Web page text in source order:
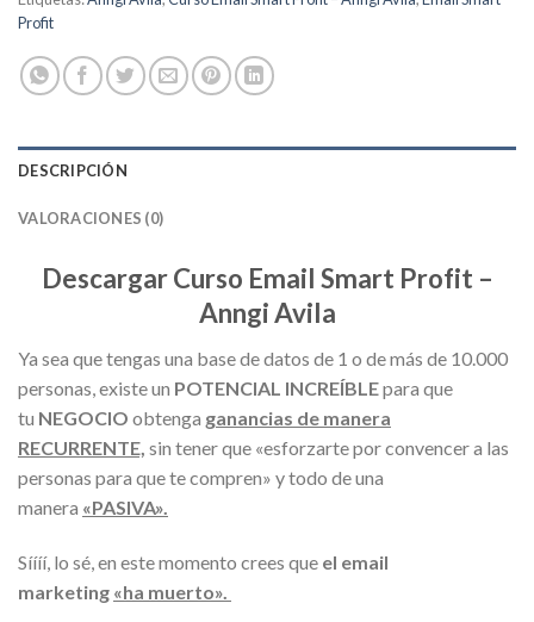
Profit
DESCRIPCIÓN
VALORACIONES (0)
Descargar Curso Email Smart Profit –
Anngi Avila
Ya sea que tengas una base de datos de 1 o de más de 10.000
personas, existe un POTENCIAL INCREÍBLEpara que
tu NEGOCIO obtenga ganancias de manera
RECURRENTE, sin tener que «esforzarte por convencer a las
personas para que te compren» y todo de una
manera «PASIVA».
Síííí, lo sé, en este momento crees que el email
marketing «ha muerto».